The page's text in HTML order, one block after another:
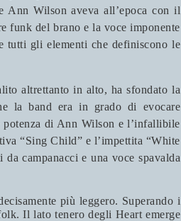
Ann Wilson aveva all’epoca con il
funk del brano e la voce imponente
tutti gli elementi che definiscono le
altrettanto in alto, ha sfondato la
la band era in grado di evocare
potenza di Ann Wilson e l’infallibile
“Sing Child” e l’impettita “White
campanacci e una voce spavalda
più leggero. Superando i
Il lato tenero degli Heart emerge